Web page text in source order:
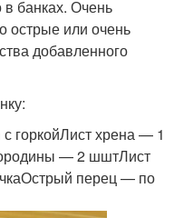
в банках. Очень
острые или очень
добавленного
горкойЛист хрена — 1
— 2 шштЛист
перец — по